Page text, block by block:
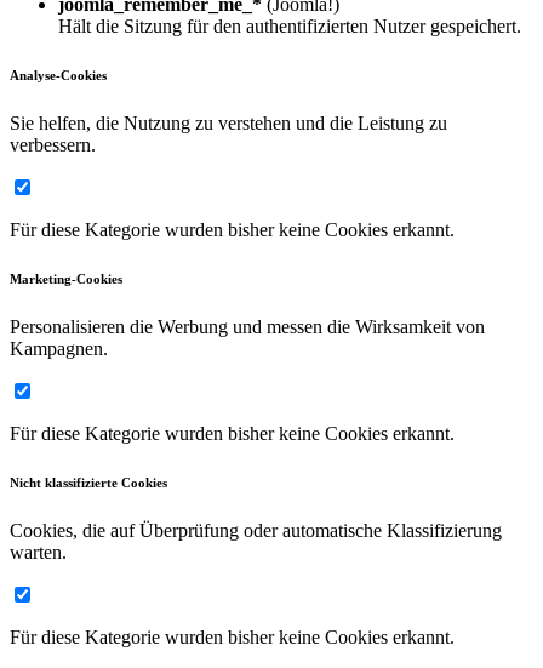
Hält die Sitzung für den authentifizierten Nutzer gespeichert.
Analyse-Cookies
Sie helfen, die Nutzung zu verstehen und die Leistung zu
verbessern.
Für diese Kategorie wurden bisher keine Cookies erkannt.
Marketing-Cookies
Personalisieren die Werbung und messen die Wirksamkeit von
Kampagnen.
Für diese Kategorie wurden bisher keine Cookies erkannt.
Nicht klassifizierte Cookies
Cookies, die auf Überprüfung oder automatische Klassifizierung
warten.
Für diese Kategorie wurden bisher keine Cookies erkannt.